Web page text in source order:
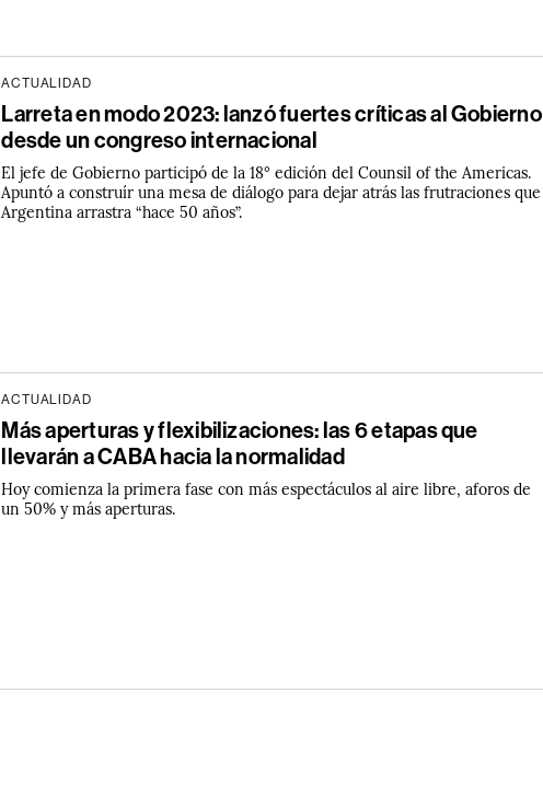
ACTUALIDAD
Larreta en modo 2023: lanzó fuertes críticas al Gobierno
desde un congreso internacional
El jefe de Gobierno participó de la 18° edición del Counsil of the Americas.
Apuntó a construír una mesa de diálogo para dejar atrás las frutraciones que
Argentina arrastra “hace 50 años”.
ACTUALIDAD
Más aperturas y flexibilizaciones: las 6 etapas que
llevarán a CABA hacia la normalidad
Hoy comienza la primera fase con más espectáculos al aire libre, aforos de
un 50% y más aperturas.